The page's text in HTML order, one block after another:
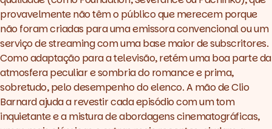
provavelmente não têm o público que merecem porque
não foram criadas para uma emissora convencional ou um
serviço de streaming com uma base maior de subscritores.
Como adaptação para a televisão, retém uma boa parte da
atmosfera peculiar e sombria do romance e prima,
sobretudo, pelo desempenho do elenco. A mão de Clio
Barnard ajuda a revestir cada episódio com um tom
inquietante e a mistura de abordagens cinematográficas,